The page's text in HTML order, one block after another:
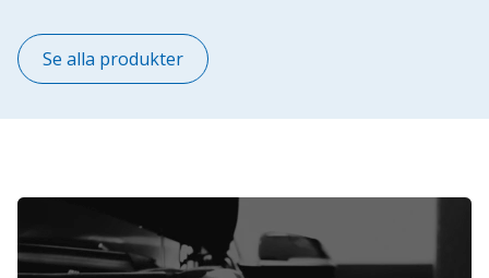
Se alla produkter